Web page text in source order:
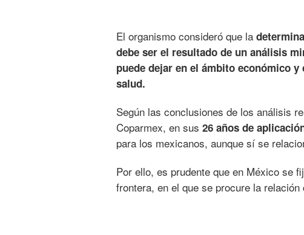
El organismo consideró que la
debe ser el resultado de un análisis
puede dejar en el ámbito económico
salud.
Según las conclusiones de los análisis
Coparmex, en sus 26 años de
para los mexicanos, aunque sí se
Por ello, es prudente que en México se
frontera, en el que se procure la